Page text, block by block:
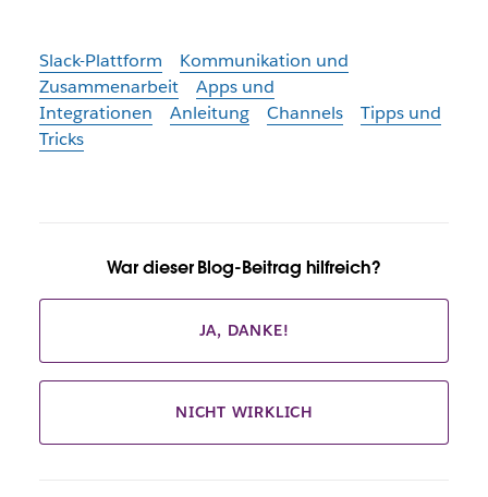
Slack-Plattform
Kommunikation und
Zusammenarbeit
Apps und
Integrationen
Anleitung Channels
Tipps und
Tricks
War dieser Blog-Beitrag hilfreich?
JA, DANKE!
NICHT WIRKLICH